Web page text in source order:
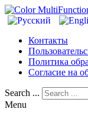
Контакты
Политика
Согласие на
Search ...
Menu